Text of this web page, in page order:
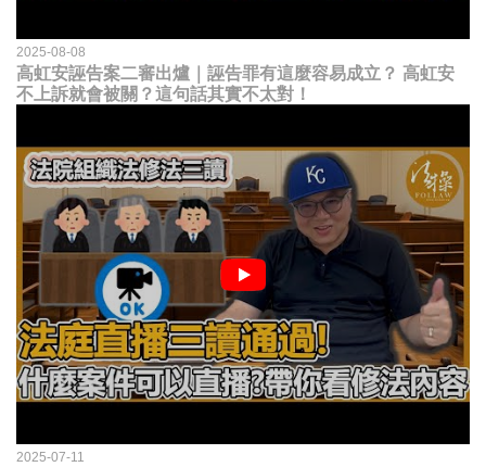
2025-08-08
高虹安誣告案二審出爐｜誣告罪有這麼容易成立？ 高虹安
不上訴就會被關？這句話其實不太對！
2025-07-11